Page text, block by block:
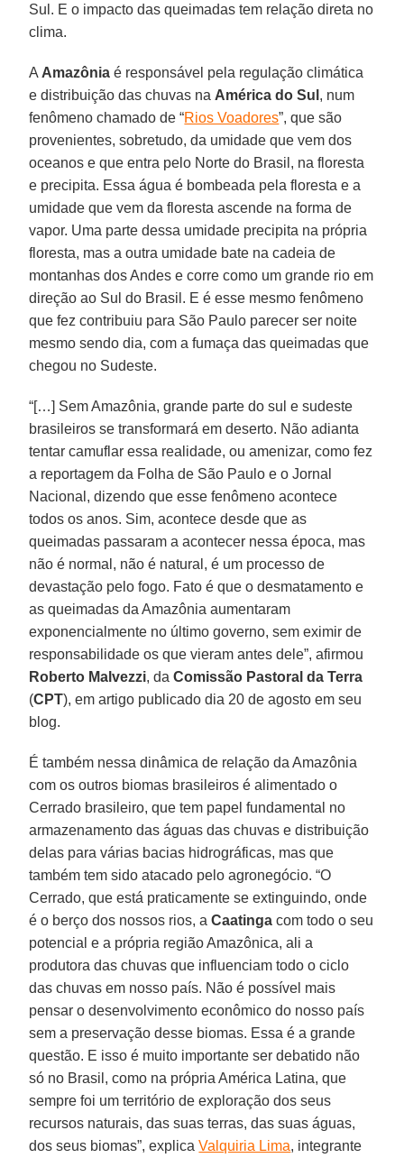
Sul. E o impacto das queimadas tem relação direta no
clima.
A Amazônia é responsável pela regulação climática
e distribuição das chuvas na América do Sul , num
fenômeno chamado de “Rios Voadores”, que são
provenientes, sobretudo, da umidade que vem dos
oceanos e que entra pelo Norte do Brasil, na floresta
e precipita. Essa água é bombeada pela floresta e a
umidade que vem da floresta ascende na forma de
vapor. Uma parte dessa umidade precipita na própria
floresta, mas a outra umidade bate na cadeia de
montanhas dos Andes e corre como um grande rio em
direção ao Sul do Brasil. E é esse mesmo fenômeno
que fez contribuiu para São Paulo parecer ser noite
mesmo sendo dia, com a fumaça das queimadas que
chegou no Sudeste.
“[…] Sem Amazônia, grande parte do sul e sudeste
brasileiros se transformará em deserto. Não adianta
tentar camuflar essa realidade, ou amenizar, como fez
a reportagem da Folha de São Paulo e o Jornal
Nacional, dizendo que esse fenômeno acontece
todos os anos. Sim, acontece desde que as
queimadas passaram a acontecer nessa época, mas
não é normal, não é natural, é um processo de
devastação pelo fogo. Fato é que o desmatamento e
as queimadas da Amazônia aumentaram
exponencialmente no último governo, sem eximir de
responsabilidade os que vieram antes dele”, afirmou
Roberto Malvezzi, daComissão Pastoral da Terra
(CPT), em artigo publicado dia 20 de agosto em seu
blog.
É também nessa dinâmica de relação da Amazônia
com os outros biomas brasileiros é alimentado o
Cerrado brasileiro, que tem papel fundamental no
armazenamento das águas das chuvas e distribuição
delas para várias bacias hidrográficas, mas que
também tem sido atacado pelo agronegócio. “O
Cerrado, que está praticamente se extinguindo, onde
é o berço dos nossos rios, aCaatinga com todo o seu
potencial e a própria região Amazônica, ali a
produtora das chuvas que influenciam todo o ciclo
das chuvas em nosso país. Não é possível mais
pensar o desenvolvimento econômico do nosso país
sem a preservação desse biomas. Essa é a grande
questão. E isso é muito importante ser debatido não
só no Brasil, como na própria América Latina, que
sempre foi um território de exploração dos seus
recursos naturais, das suas terras, das suas águas,
dos seus biomas”, explicaValquiria Lima, integrante